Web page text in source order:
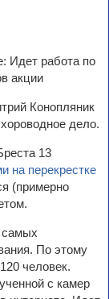
Конопляник
дело.
13
на перекрестке
(примерно
самых
По этому
человек.
с камер